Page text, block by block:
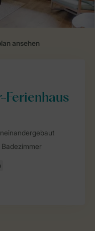
Ferienhaus
Badezimmer